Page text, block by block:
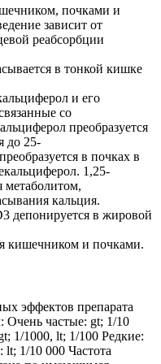
почками и
зависит от
реабсорбции
в тонкой кишке
и его
со
преобразуется
до 25-
в почках в
1,25-
метаболитом,
кальция.
депонируется в жировой
кишечником и почками.
эффектов препарата
Очень частые: gt; 1/10
1/1000, lt; 1/100 Редкие:
1/10 000 Частота